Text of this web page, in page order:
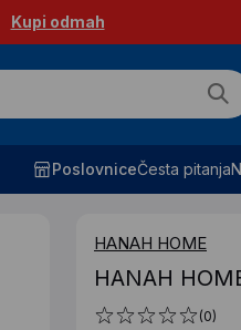
Kupi odmah
PoslovniceČesta pitanja
HANAH HOME
HANAH
(0)